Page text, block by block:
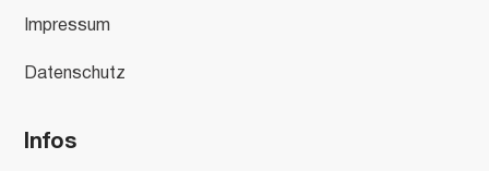
Impressum
Datenschutz
Infos